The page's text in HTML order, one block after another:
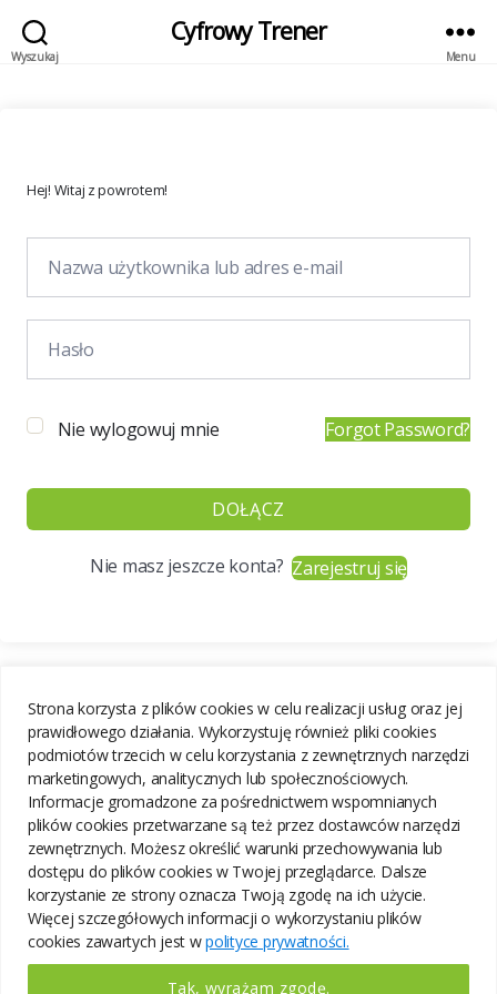
Strona korzysta z plików cookies w celu realizacji usług oraz jej
prawidłowego działania. Wykorzystuję również pliki cookies
podmiotów trzecich w celu korzystania z zewnętrznych narzędzi
marketingowych, analitycznych lub społecznościowych.
Informacje gromadzone za pośrednictwem wspomnianych
plików cookies przetwarzane są też przez dostawców narzędzi
zewnętrznych. Możesz określić warunki przechowywania lub
dostępu do plików cookies w Twojej przeglądarce. Dalsze
korzystanie ze strony oznacza Twoją zgodę na ich użycie.
Więcej szczegółowych informacji o wykorzystaniu plików
cookies zawartych jest wpolityce prywatności.
Tak, wyrażam zgodę.
Wyszukaj
Cyfrowy Trener
Menu
Hej! Witaj z powrotem!
Nie wylogowuj mnie Forgot Password?
DOŁĄCZ
Nie masz jeszcze konta?Zarejestruj się